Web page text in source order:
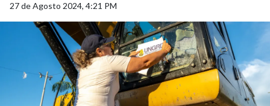
27 de Agosto 2024, 4:21 PM